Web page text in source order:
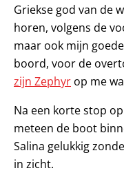
Griekse god van de
horen, volgens de
maar ook mijn
boord, voor de
zijn Zephyr op me
Na een korte stop
meteen de boot
Salina gelukkig
in zicht.